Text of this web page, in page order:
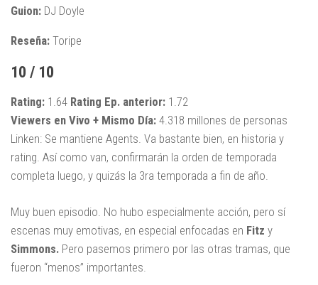
Guion: DJ Doyle
Reseña: Toripe
10 / 10
Rating: 1.64 Rating Ep. anterior: 1.72
Viewers en Vivo + Mismo Día: 4.318 millones de personas
Linken: Se mantiene Agents. Va bastante bien, en historia y
rating. Así como van, confirmarán la orden de temporada
completa luego, y quizás la 3ra temporada a fin de año.
Muy buen episodio. No hubo especialmente acción, pero sí
escenas muy emotivas, en especial enfocadas en Fitz y
Simmons. Pero pasemos primero por las otras tramas, que
fueron “menos” importantes.